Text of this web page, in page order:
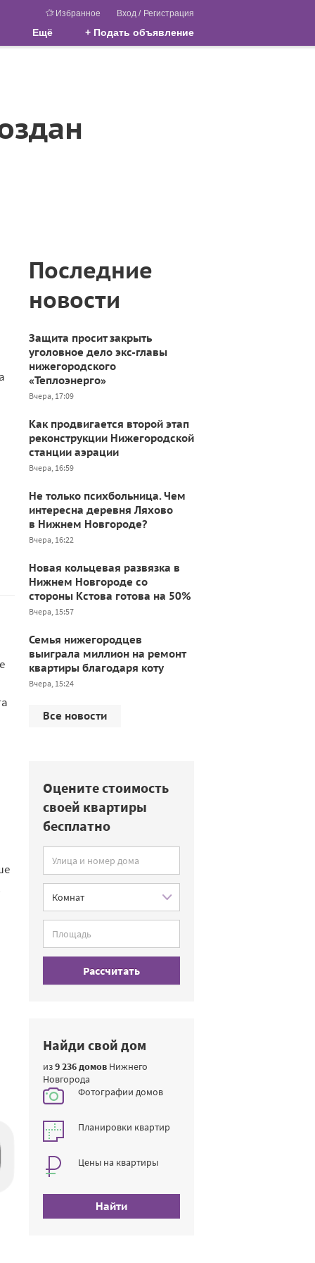
Избранное Вход / Регистрация
Ещё + Подать объявление
Последние
новости
Защита просит закрыть
уголовное дело экс-главы
нижегородского
«Теплоэнерго»
Вчера, 17:09
Как продвигается второй этап
реконструкции Нижегородской
станции аэрации
Вчера, 16:59
Не только психбольница. Чем
интересна деревня Ляхово
в Нижнем Новгороде?
Вчера, 16:22
Новая кольцевая развязка в
Нижнем Новгороде со
стороны Кстова готова на 50%
Вчера, 15:57
Семья нижегородцев
выиграла миллион на ремонт
квартиры благодаря коту
Вчера, 15:24
Все новости
Оцените стоимость
своей квартиры
бесплатно
Рассчитать
Найди свой дом
из9 236 домов Нижнего
Новгорода
Фотографии домов
Планировки квартир
Цены на квартиры
Найти